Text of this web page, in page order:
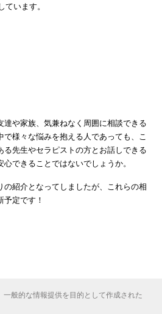
ています。
達や家族、気兼ねなく周囲に相談できる
で様々な悩みを抱える人であっても、こ
る先生やセラピストの方とお話しできる
できることではないでしょうか。
の紹介となってしましたが、これらの相
定です！
般的な情報提供を目的として作成された